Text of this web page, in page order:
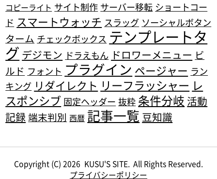
コピーライト サイト制作 サーバー移転 ショートコー
ド スマートウォッチ スラッグ ソーシャルボタン
ターム チェックボックス テンプレートタ
グ デジモン ドラえもん ドロワーメニュー ビ
ルド フォント プラグイン ページャー ラン
キング リダイレクト リーフラッシャー レ
スポンシブ 固定ヘッダー 抜粋 条件分岐 活動
記録 端末判別 西暦 記事一覧 豆知識
Copyright (C) 2026 KUSU'S SITE. All Rights Reserved.
プライバシーポリシー